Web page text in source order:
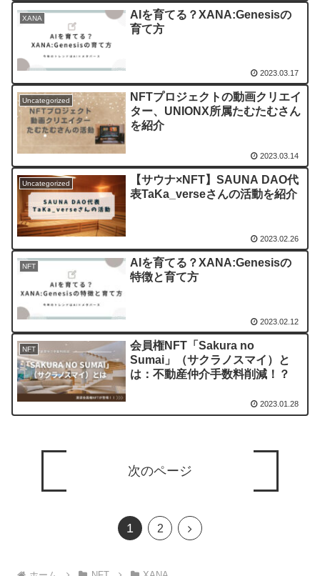
XANA
AIを育てる？XANA:Genesisの
育て方
2023.03.17
Uncategorized
NFTプロジェクトの動画クリエイ
ター、UNIONX所属たむたむさん
を紹介
2023.03.14
Uncategorized
【サウナ×NFT】SAUNA DAO代
表TaKa_verseさんの活動を紹介
2023.02.26
NFT
AIを育てる？XANA:Genesisの
特徴と育て方
2023.02.12
NFT
会員権NFT「Sakura no
Sumai」（サクラノスマイ）と
は：不動産仲介手数料削減！？
2023.01.28
次のページ
1 2
次